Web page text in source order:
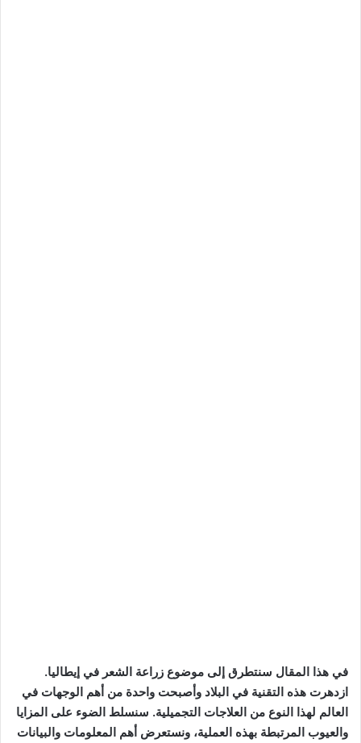
في هذا المقال سنتطرق إلى موضوع زراعة الشعر في إيطاليا.
ازدهرت هذه التقنية في البلاد وأصبحت واحدة من أهم الوجهات في
العالم لهذا النوع من العلاجات التجميلية. سنسلط الضوء على المزايا
والعيوب المرتبطة بهذه العملية، ونستعرض أهم المعلومات والبيانات